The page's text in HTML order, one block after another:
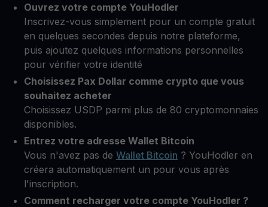
Ouvrez votre compte YouHodler
Inscrivez-vous simplement pour un compte gratuit
en quelques secondes depuis notre plateforme,
puis ajoutez quelques informations personnelles
pour vérifier votre identité
Choisissez Pax Dollar comme crypto que vous
souhaitez acheter
Choisissez USDP parmi plus de 80 cryptomonnaies
disponibles.
Entrez votre adresse Wallet Bitcoin
Vous n'avez pas de Wallet Bitcoin ? YouHodler en
créera automatiquement un pour vous après
l'inscription.
Comment recharger votre compte YouHodler ?